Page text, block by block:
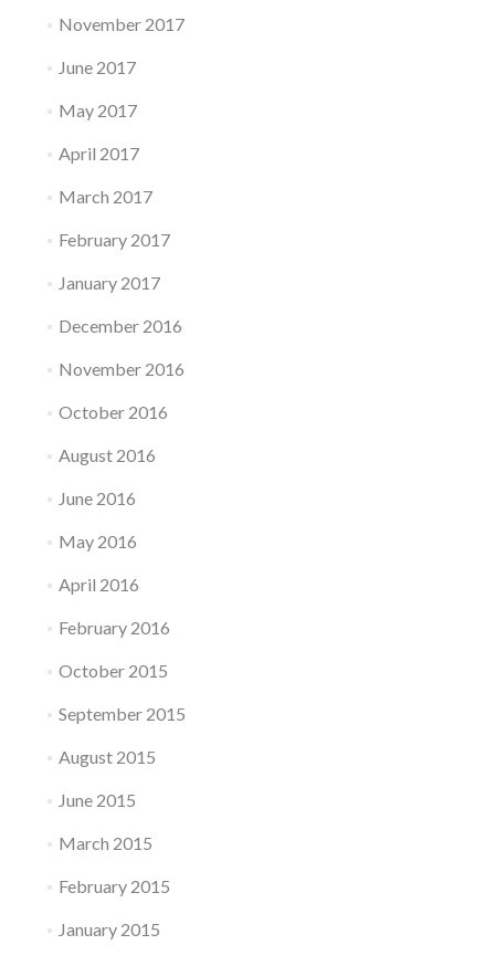
November 2017
June 2017
May 2017
April 2017
March 2017
February 2017
January 2017
December 2016
November 2016
October 2016
August 2016
June 2016
May 2016
April 2016
February 2016
October 2015
September 2015
August 2015
June 2015
March 2015
February 2015
January 2015